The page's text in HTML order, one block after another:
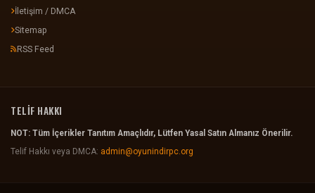
İletişim / DMCA
Sitemap
RSS Feed
TELİF HAKKI
NOT: Tüm İçerikler Tanıtım Amaçlıdır, Lütfen Yasal Satın Almanız Önerilir.
Telif Hakkı veya DMCA: admin@oyunindirpc.org